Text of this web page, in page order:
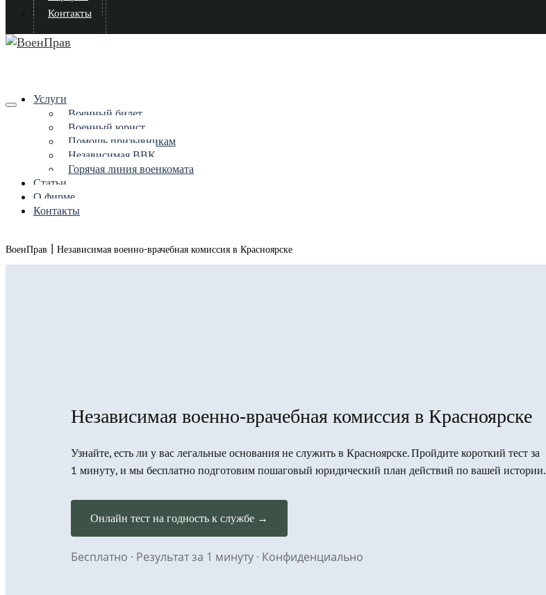
Контакты
Услуги
Военный билет
Военный юрист
Помощь призывникам
Независимая ВВК
Горячая линия военкомата
Статьи
О фирме
Контакты
ВоенПрав | Независимая военно-врачебная комиссия в Красноярске
Независимая военно-врачебная комиссия в Красноярске
Узнайте, есть ли у вас легальные основания не служить в Красноярске. Пройдите короткий тест за
1 минуту, и мы бесплатно подготовим пошаговый юридический план действий по вашей истории.
Онлайн тест на годность к службе →
Бесплатно · Результат за 1 минуту · Конфиденциально